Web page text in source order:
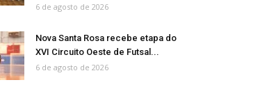
6 de agosto de 2026
Nova Santa Rosa recebe etapa do
XVI Circuito Oeste de Futsal...
6 de agosto de 2026